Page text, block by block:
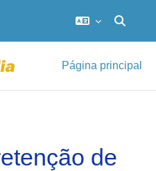
Página principal
de